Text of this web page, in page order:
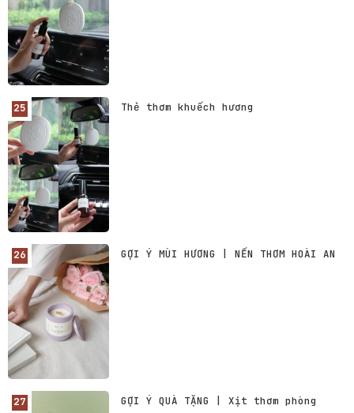
Thẻ thơm khuếch hương
GỢI Ý MÙI HƯƠNG | NẾN THƠM HOÀI AN
GỢI Ý QUÀ TẶNG | Xịt thơm phòng